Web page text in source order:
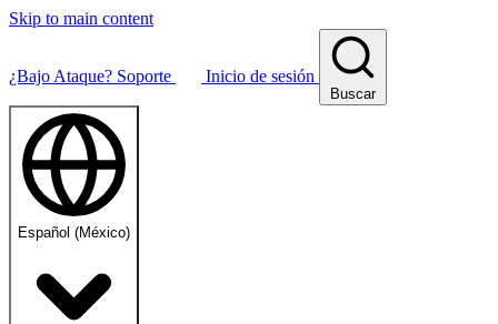
Skip to main content
¿Bajo Ataque? Soporte Inicio de sesión
Buscar
Español (México)